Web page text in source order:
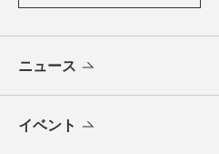
ニュース
イベント